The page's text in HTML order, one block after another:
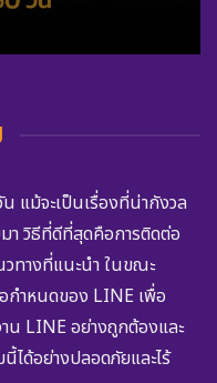
แม้จะเป็นเรื่องที่น่ากังวล
วิธีที่ดีที่สุดคือการติดต่อ
ทางที่แนะนำ ในขณะ
กำหนดของ LINE เพื่อ
LINE อย่างถูกต้องและ
ได้อย่างปลอดภัยและไร้